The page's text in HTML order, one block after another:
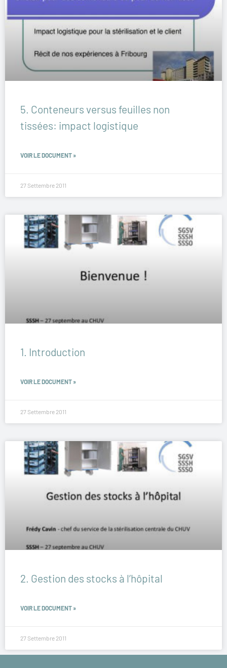
5. Conteneurs versus feuilles non
tissées: impact logistique
VOIR LE DOCUMENT »
27 Settembre 2011
1. Introduction
VOIR LE DOCUMENT »
27 Settembre 2011
2. Gestion des stocks à l’hôpital
VOIR LE DOCUMENT »
27 Settembre 2011